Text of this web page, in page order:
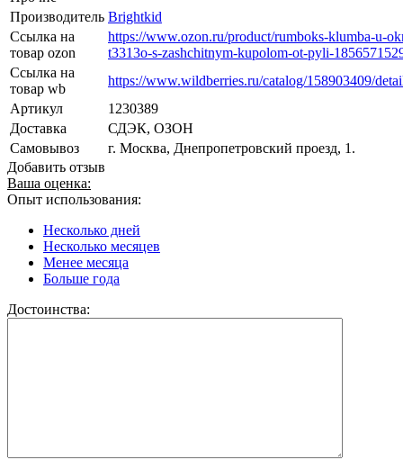
Производитель Brightkid
Ссылка на
товар ozon
https://www.ozon.ru/product/rumboks-klumba-u-
t3313o-s-zashchitnym-kupolom-ot-pyli-
Ссылка на
товар wb
https://www.wildberries.ru/catalog/158903409/
Артикул
1230389
Доставка
СДЭК, ОЗОН
Самовывоз
г. Москва, Днепропетровский проезд, 1.
Добавить отзыв
Ваша оценка:
Опыт использования:
Несколько дней
Несколько месяцев
Менее месяца
Больше года
Достоинства: